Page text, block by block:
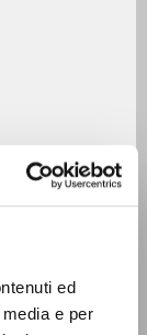
ed
e per